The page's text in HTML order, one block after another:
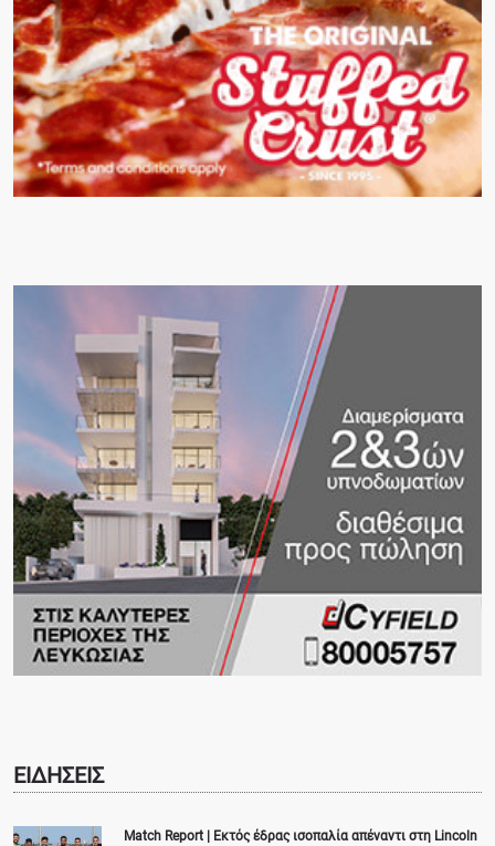
ΕΙΔΗΣΕΙΣ
Match Report | Εκτός έδρας ισοπαλία απέναντι στη Lincoln